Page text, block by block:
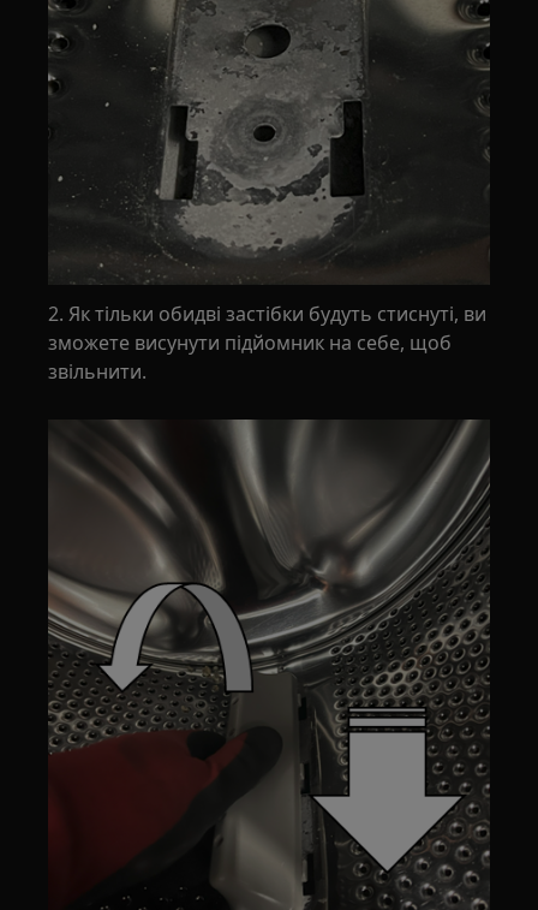
2. Як тільки обидві застібки будуть стиснуті, ви
зможете висунути підйомник на себе, щоб
звільнити.